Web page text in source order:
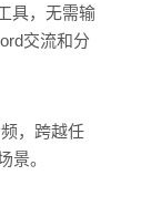
具，无需输
交流和分
，跨越任
景。